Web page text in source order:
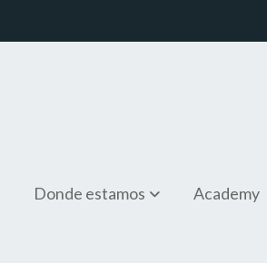
Donde estamos Academy